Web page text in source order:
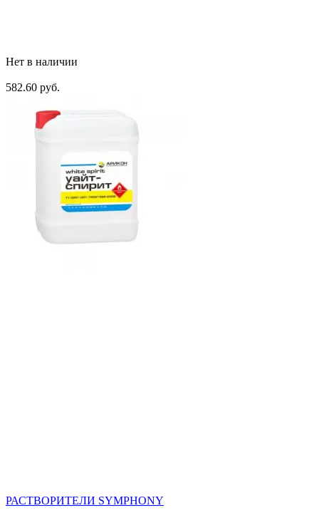
Нет в наличии
582.60 руб.
РАСТВОРИТЕЛИ SYMPHONY